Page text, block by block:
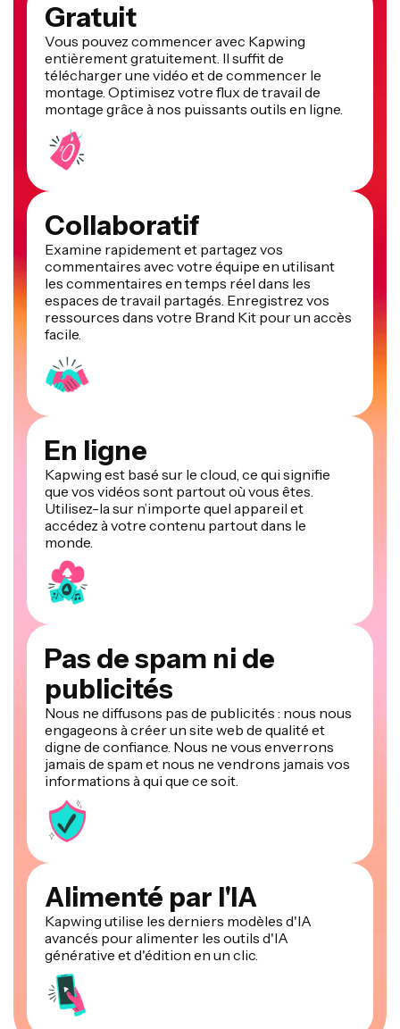
Gratuit
Vous pouvez commencer avec Kapwing
entièrement gratuitement. Il suffit de
télécharger une vidéo et de commencer le
montage. Optimisez votre flux de travail de
montage grâce à nos puissants outils en ligne.
Collaboratif
Examine rapidement et partagez vos
commentaires avec votre équipe en utilisant
les commentaires en temps réel dans les
espaces de travail partagés. Enregistrez vos
ressources dans votre Brand Kit pour un accès
facile.
En ligne
Kapwing est basé sur le cloud, ce qui signifie
que vos vidéos sont partout où vous êtes.
Utilisez-la sur n’importe quel appareil et
accédez à votre contenu partout dans le
monde.
Pas de spam ni de
publicités
Nous ne diffusons pas de publicités : nous nous
engageons à créer un site web de qualité et
digne de confiance. Nous ne vous enverrons
jamais de spam et nous ne vendrons jamais vos
informations à qui que ce soit.
Alimenté par l'IA
Kapwing utilise les derniers modèles d'IA
avancés pour alimenter les outils d'IA
générative et d'édition en un clic.